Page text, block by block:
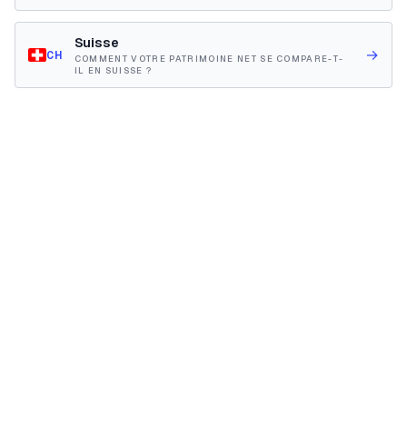
CH
Suisse
COMMENT VOTRE PATRIMOINE NET SE COMPARE-T-
IL EN SUISSE ?
→